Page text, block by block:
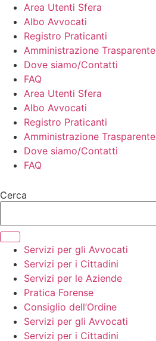
contenuto
Area Utenti Sfera
Albo Avvocati
Registro Praticanti
Amministrazione Trasparente
Dove siamo/Contatti
FAQ
Area Utenti Sfera
Albo Avvocati
Registro Praticanti
Amministrazione Trasparente
Dove siamo/Contatti
FAQ
Cerca
Servizi per gli Avvocati
Servizi per i Cittadini
Servizi per le Aziende
Pratica Forense
Consiglio dell’Ordine
Servizi per gli Avvocati
Servizi per i Cittadini